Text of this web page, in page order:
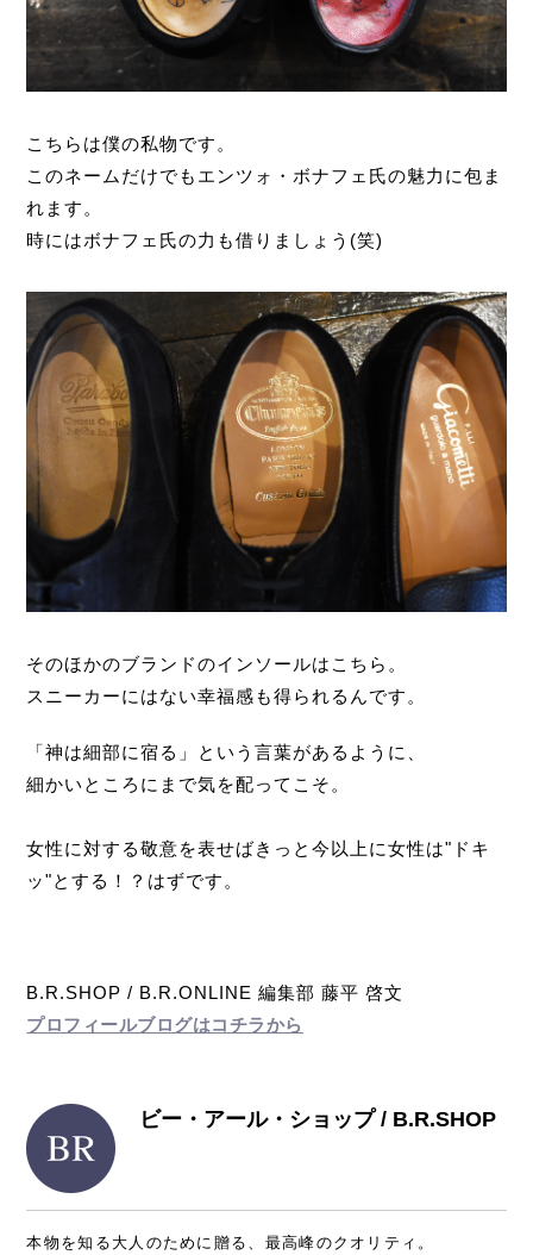
こちらは僕の私物です。
このネームだけでもエンツォ・ボナフェ氏の魅力に包ま
れます。
時にはボナフェ氏の力も借りましょう(笑)
そのほかのブランドのインソールはこちら。
スニーカーにはない幸福感も得られるんです。
「神は細部に宿る」という言葉があるように、
細かいところにまで気を配ってこそ。
女性に対する敬意を表せばきっと今以上に女性は"ドキ
ッ"とする！？はずです。
B.R.SHOP / B.R.ONLINE 編集部 藤平 啓文
プロフィールブログはコチラから
ビー・アール・ショップ / B.R.SHOP
本物を知る大人のために贈る、最高峰のクオリティ。